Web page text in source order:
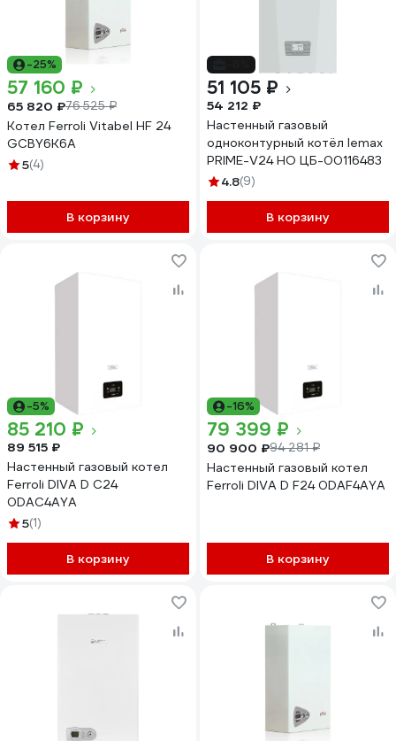
-25%
57 160 ₽
65 820 ₽76 525 ₽
Котел Ferroli Vitabel HF 24
GCBY6K6A
5(4)
В корзину
51 105 ₽
54 212 ₽
Настенный газовый
одноконтурный котёл lemax
PRIME-V24 НО ЦБ-00116483
4.8(9)
В корзину
-5%
85 210 ₽
89 515 ₽
Настенный газовый котел
Ferroli DIVA D C24
0DAC4AYA
5(1)
В корзину
-16%
79 399 ₽
90 900 ₽94 281 ₽
Настенный газовый котел
Ferroli DIVA D F24 0DAF4AYA
В корзину